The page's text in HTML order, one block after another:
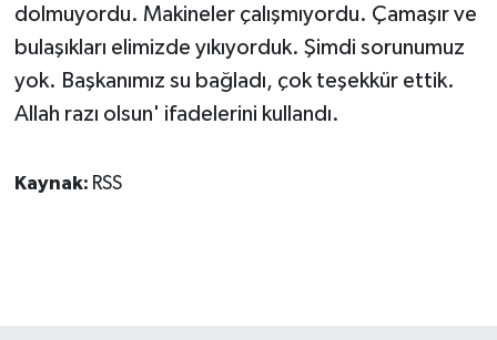
dolmuyordu. Makineler çalışmıyordu. Çamaşır ve
bulaşıkları elimizde yıkıyorduk. Şimdi sorunumuz
yok. Başkanımız su bağladı, çok teşekkür ettik.
Allah razı olsun' ifadelerini kullandı.
Kaynak: RSS